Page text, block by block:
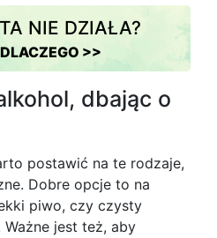
NIE DZIAŁA?
>>
dbając o
postawić na te rodzaje,
Dobre opcje to na
piwo, czy czysty
jest też, aby